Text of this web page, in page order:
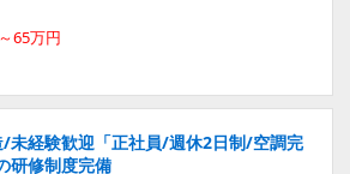
65万円
未経験歓迎「正社員/週休2日制/空調完
研修制度完備